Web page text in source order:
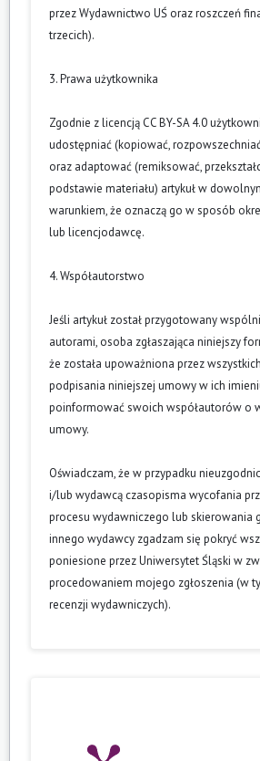
przez Wydawnictwo UŚ oraz roszczeń
trzecich).
3. Prawa użytkownika
Zgodnie z licencją CC BY-SA 4.0
udostępniać (kopiować,
oraz adaptować (remiksować,
podstawie materiału) artykuł w
warunkiem, że oznaczą go w sposób
lub licencjodawcę.
4. Współautorstwo
Jeśli artykuł został przygotowany
autorami, osoba zgłaszająca niniejszy
że została upoważniona przez
podpisania niniejszej umowy w ich
poinformować swoich współautorów o
umowy.
Oświadczam, że w przypadku
i/lub wydawcą czasopisma wycofania
procesu wydawniczego lub skierowania
innego wydawcy zgadzam się pokryć
poniesione przez Uniwersytet Śląski w
procedowaniem mojego zgłoszenia (w
recenzji wydawniczych).